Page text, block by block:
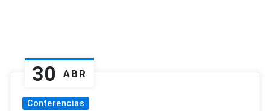
30 ABR
Conferencias